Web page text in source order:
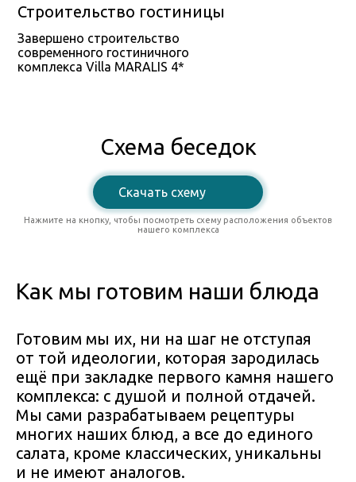
Строительство гостиницы
Завершено строительство
современного гостиничного
комплекса Villa MARALIS 4*
Схема беседок
Скачать схему
Нажмите на кнопку, чтобы посмотреть схему расположения объектов
нашего комплекса
Как мы готовим наши блюда
Готовим мы их, ни на шаг не отступая
от той идеологии, которая зародилась
ещё при закладке первого камня нашего
комплекса: с душой и полной отдачей.
Мы сами разрабатываем рецептуры
многих наших блюд, а все до единого
салата, кроме классических, уникальны
и не имеют аналогов.